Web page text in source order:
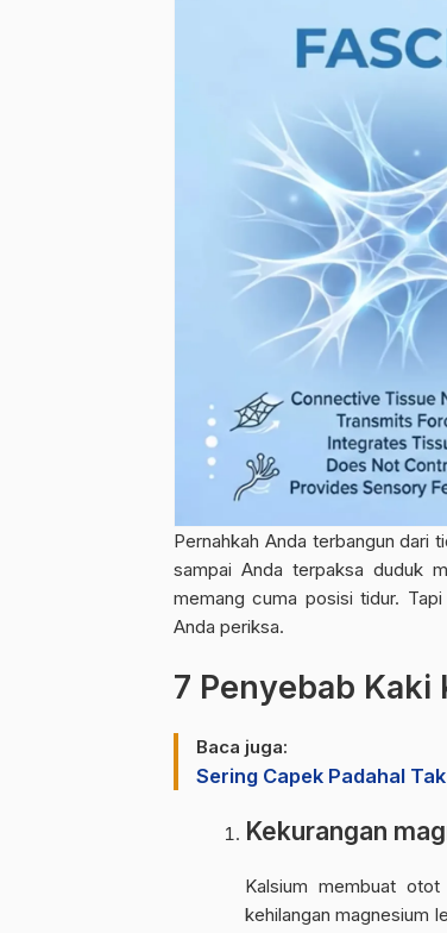
Pernahkah Anda terbangun dari
sampai Anda terpaksa duduk
memang cuma posisi tidur.
Anda periksa.
7 Penyebab Kaki
Baca juga:
Sering Capek Padahal
Kekurangan
Kalsium membuat
kehilangan magnesium